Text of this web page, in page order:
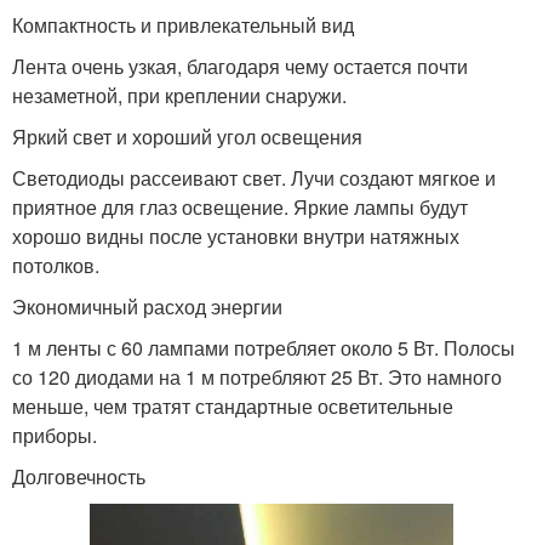
Компактность и привлекательный вид
Лента очень узкая, благодаря чему остается почти
незаметной, при креплении снаружи.
Яркий свет и хороший угол освещения
Светодиоды рассеивают свет. Лучи создают мягкое и
приятное для глаз освещение. Яркие лампы будут
хорошо видны после установки внутри натяжных
потолков.
Экономичный расход энергии
1 м ленты с 60 лампами потребляет около 5 Вт. Полосы
со 120 диодами на 1 м потребляют 25 Вт. Это намного
меньше, чем тратят стандартные осветительные
приборы.
Долговечность